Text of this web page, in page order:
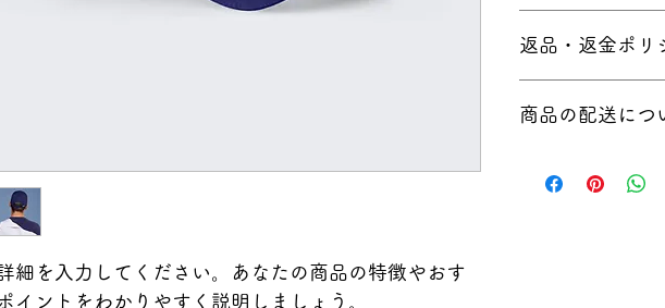
細を入力してください。あなたの商品の特徴やおす
イントをわかりやすく説明しましょう。
明に加え、商品の特
返品・返金ポリ
満足しなかった場合
だけます。
商品の配送につ
する情報を入力して